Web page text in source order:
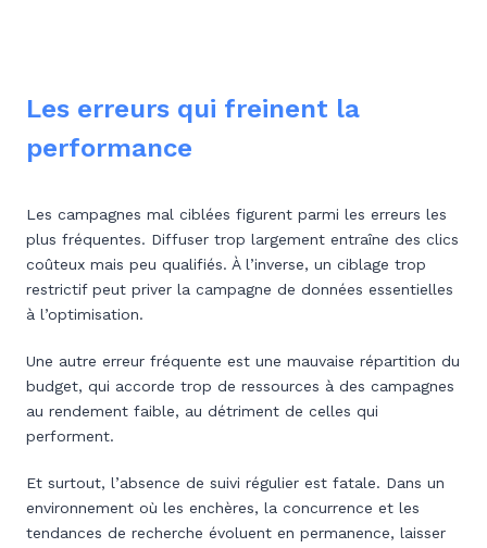
Les erreurs qui freinent la
performance
Les campagnes mal ciblées figurent parmi les erreurs les
plus fréquentes. Diffuser trop largement entraîne des clics
coûteux mais peu qualifiés. À l’inverse, un ciblage trop
restrictif peut priver la campagne de données essentielles
à l’optimisation.
Une autre erreur fréquente est une mauvaise répartition du
budget, qui accorde trop de ressources à des campagnes
au rendement faible, au détriment de celles qui
performent.
Et surtout, l’absence de suivi régulier est fatale. Dans un
environnement où les enchères, la concurrence et les
tendances de recherche évoluent en permanence, laisser